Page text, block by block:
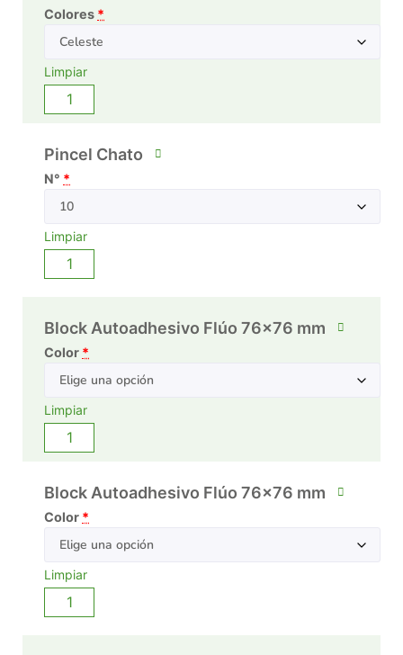
Colores *
Limpiar
Pincel Chato
N° *
Limpiar
Block Autoadhesivo Flúo 76x76 mm
Color *
Limpiar
Block Autoadhesivo Flúo 76x76 mm
Color *
Limpiar